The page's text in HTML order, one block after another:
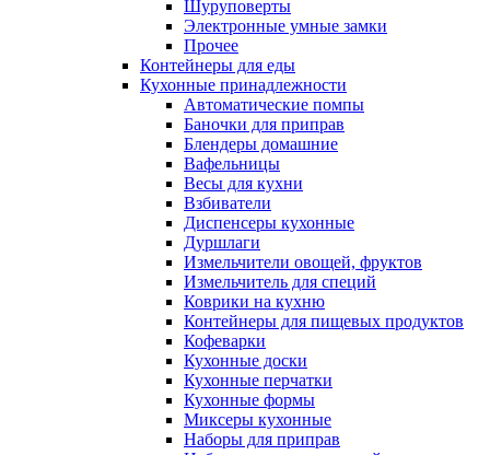
Шуруповерты
Электронные умные замки
Прочее
Контейнеры для еды
Кухонные принадлежности
Автоматические помпы
Баночки для приправ
Блендеры домашние
Вафельницы
Весы для кухни
Взбиватели
Диспенсеры кухонные
Дуршлаги
Измельчители овощей, фруктов
Измельчитель для специй
Коврики на кухню
Контейнеры для пищевых продуктов
Кофеварки
Кухонные доски
Кухонные перчатки
Кухонные формы
Миксеры кухонные
Наборы для приправ